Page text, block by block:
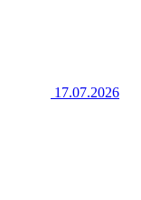
17.07.2026